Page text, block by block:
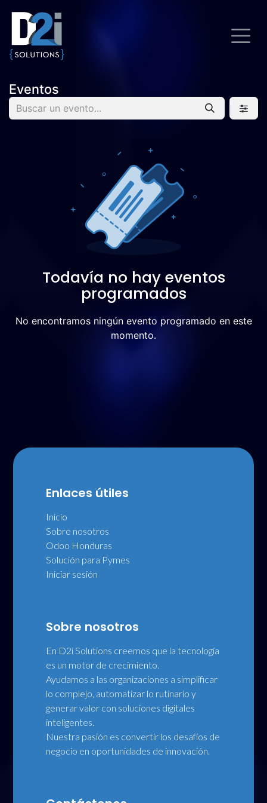
Eventos
Todavía no hay eventos
programados
No encontramos ningún evento programado en este
momento.
Enlaces útiles
Inicio
Sobre nosotros
Odoo Honduras
Solución para Pymes
Iniciar sesión
Sobre nosotros
En D2i Solutions creemos que la tecnología
es un motor de crecimiento.
Ayudamos a las organizaciones a simplificar
lo complejo, automatizar lo rutinario y
generar valor con soluciones digitales
inteligentes.
Nuestra pasión es convertir los desafíos de
negocio en oportunidades de innovación.